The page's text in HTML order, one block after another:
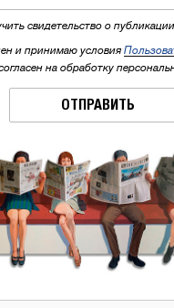
свидетельство о публикации
и принимаю условия
на обработку
ОТПРАВИТЬ